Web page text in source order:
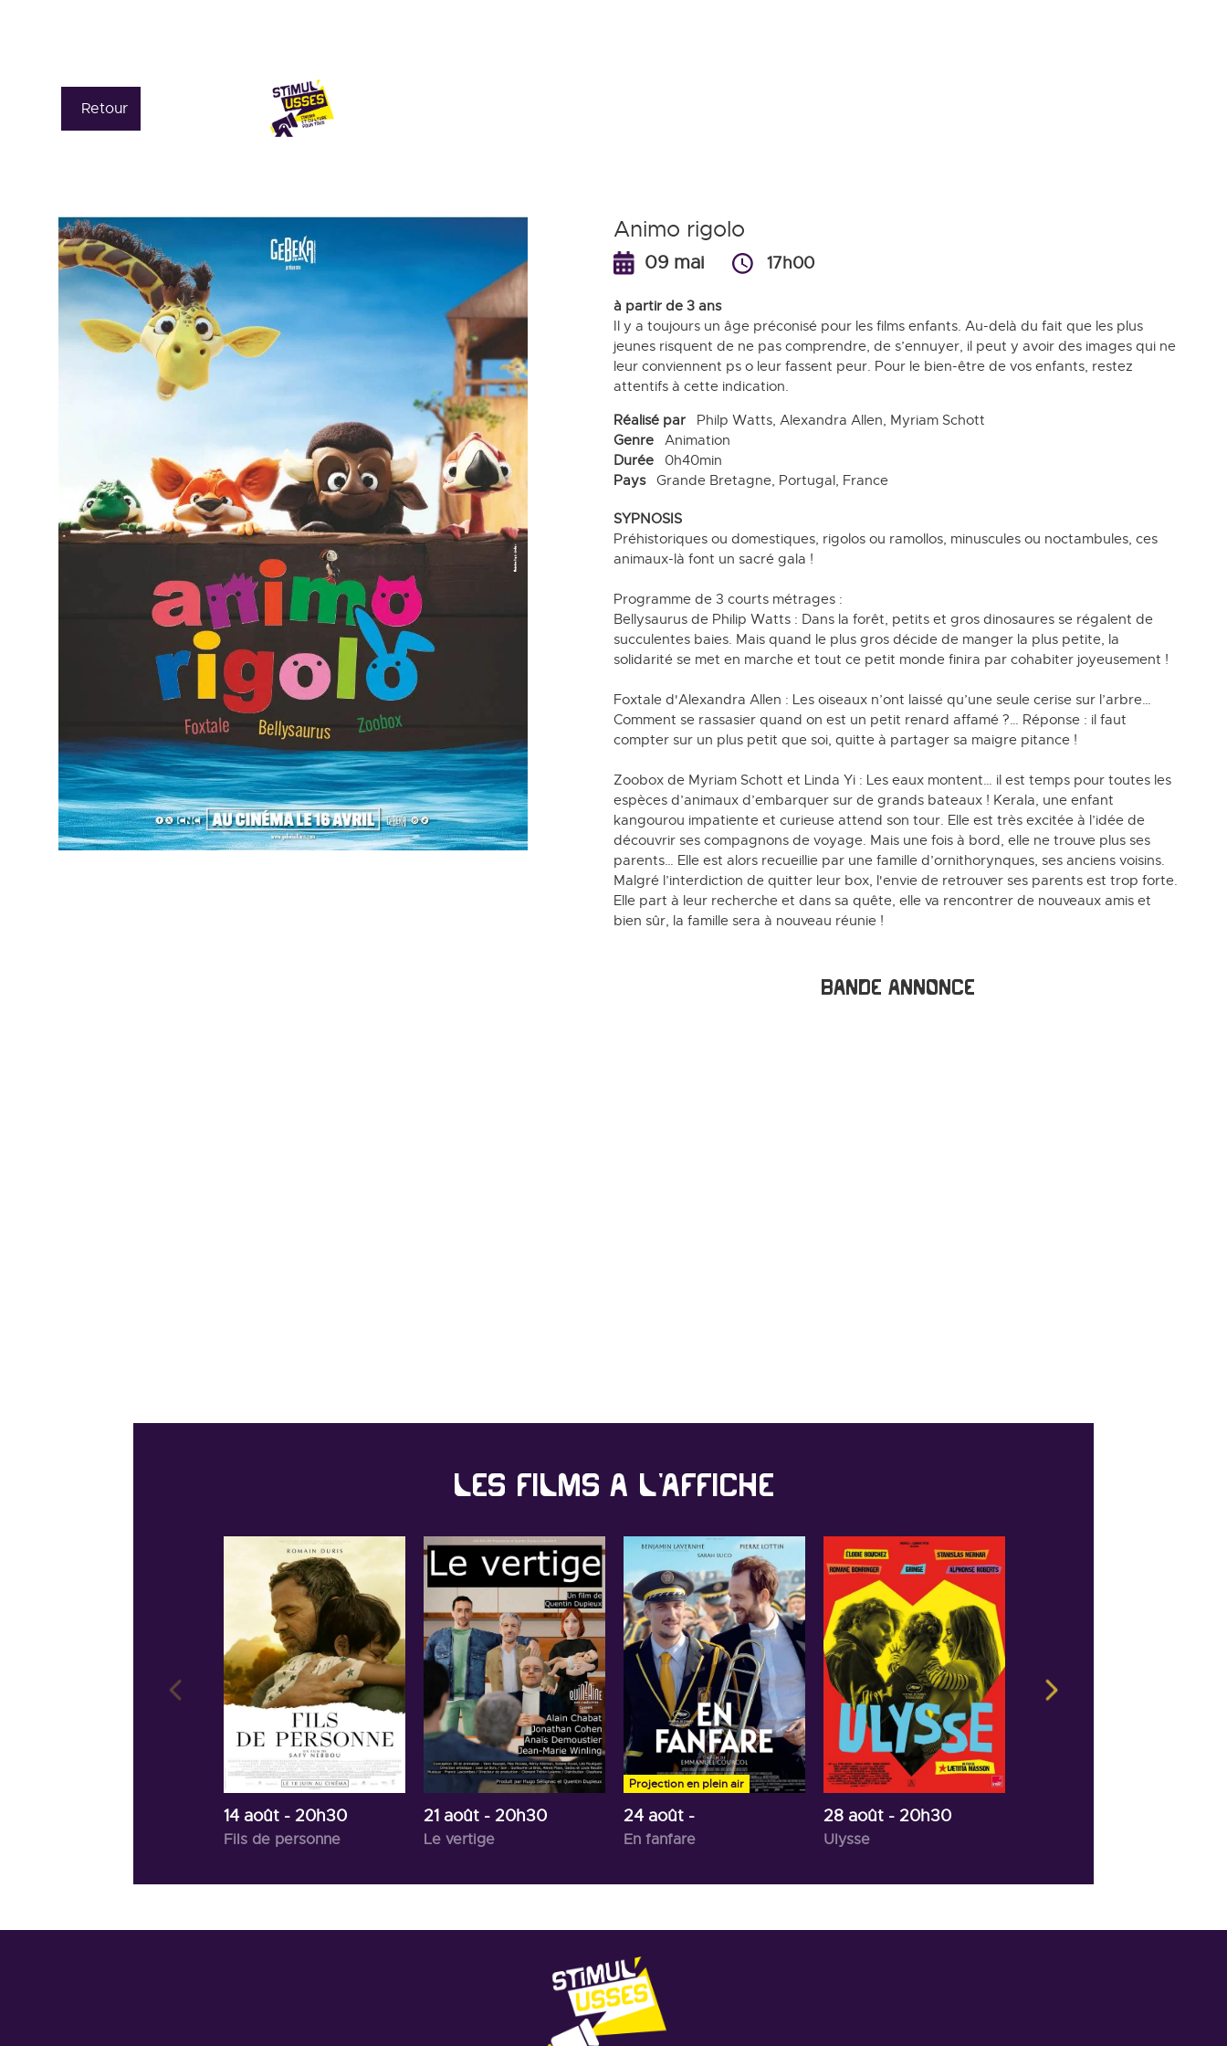
Retour
Animo rigolo
09 mai 17h00
à partir de 3 ans
Il y a toujours un âge préconisé pour les films enfants. Au-delà du fait que les plus
jeunes risquent de ne pas comprendre, de s’ennuyer, il peut y avoir des images qui ne
leur conviennent ps o leur fassent peur. Pour le bien-être de vos enfants, restez
attentifs à cette indication.
Réalisé par Philp Watts, Alexandra Allen, Myriam Schott
Genre Animation
Durée 0h40min
Pays Grande Bretagne, Portugal, France
SYPNOSIS
Préhistoriques ou domestiques, rigolos ou ramollos, minuscules ou noctambules, ces
animaux-là font un sacré gala !
Programme de 3 courts métrages :
Bellysaurus de Philip Watts : Dans la forêt, petits et gros dinosaures se régalent de
succulentes baies. Mais quand le plus gros décide de manger la plus petite, la
solidarité se met en marche et tout ce petit monde finira par cohabiter joyeusement !
Foxtale d'Alexandra Allen : Les oiseaux n’ont laissé qu’une seule cerise sur l’arbre…
Comment se rassasier quand on est un petit renard affamé ?… Réponse : il faut
compter sur un plus petit que soi, quitte à partager sa maigre pitance !
Zoobox de Myriam Schott et Linda Yi : Les eaux montent… il est temps pour toutes les
espèces d’animaux d’embarquer sur de grands bateaux ! Kerala, une enfant
kangourou impatiente et curieuse attend son tour. Elle est très excitée à l’idée de
découvrir ses compagnons de voyage. Mais une fois à bord, elle ne trouve plus ses
parents… Elle est alors recueillie par une famille d’ornithorynques, ses anciens voisins.
Malgré l’interdiction de quitter leur box, l'envie de retrouver ses parents est trop forte.
Elle part à leur recherche et dans sa quête, elle va rencontrer de nouveaux amis et
bien sûr, la famille sera à nouveau réunie !
Bande annonce
Les films à l'affiche
14 août - 20h30
Fils de personne
21 août - 20h30
Le vertige
Projection en plein air
24 août -
En fanfare
28 août - 20h30
Ulysse